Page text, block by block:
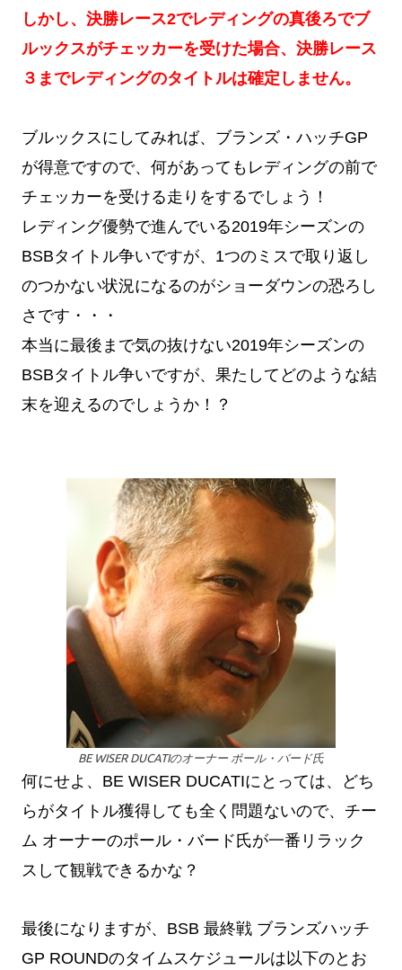
しかし、決勝レース2でレディングの真後ろでブ
ルックスがチェッカーを受けた場合、決勝レース
３までレディングのタイトルは確定しません。
ブルックスにしてみれば、ブランズ・ハッチGP
が得意ですので、何があってもレディングの前で
チェッカーを受ける走りをするでしょう！
レディング優勢で進んでいる2019年シーズンの
BSBタイトル争いですが、1つのミスで取り返し
のつかない状況になるのがショーダウンの恐ろし
さです・・・
本当に最後まで気の抜けない2019年シーズンの
BSBタイトル争いですが、果たしてどのような結
末を迎えるのでしょうか！？
BE WISER DUCATIのオーナー ポール・バード氏
何にせよ、BE WISER DUCATIにとっては、どち
らがタイトル獲得しても全く問題ないので、チー
ム オーナーのポール・バード氏が一番リラック
スして観戦できるかな？
最後になりますが、BSB 最終戦 ブランズハッチ
GP ROUNDのタイムスケジュールは以下のとお